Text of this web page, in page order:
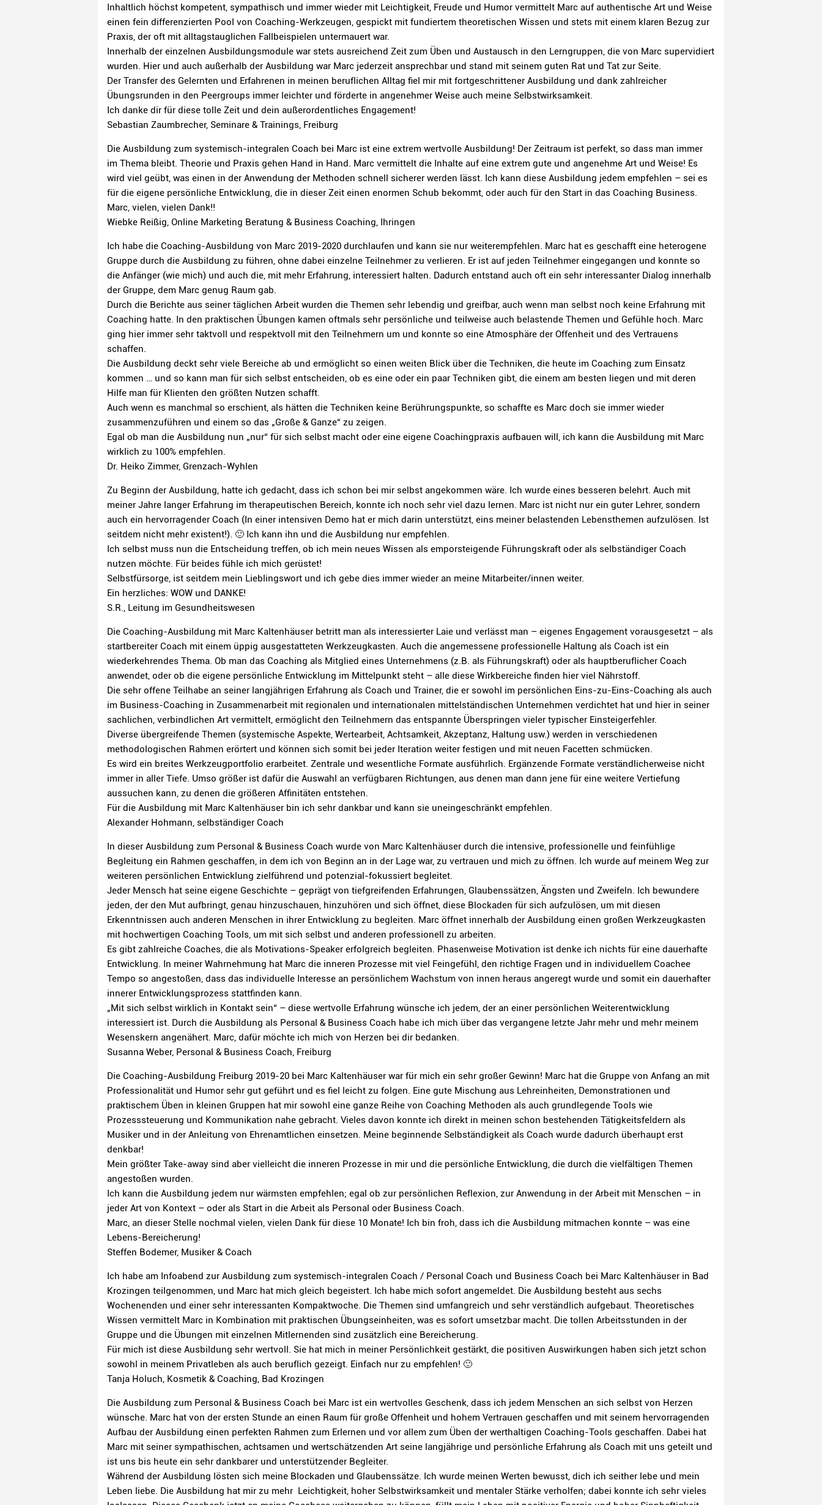
Inhaltlich höchst kompetent, sympathisch und immer wieder mit Leichtigkeit, Freude und Humor vermittelt Marc auf authentische Art und Weise
einen fein differenzierten Pool von Coaching-Werkzeugen, gespickt mit fundiertem theoretischen Wissen und stets mit einem klaren Bezug zur
Praxis, der oft mit alltagstauglichen Fallbeispielen untermauert war.
Innerhalb der einzelnen Ausbildungsmodule war stets ausreichend Zeit zum Üben und Austausch in den Lerngruppen, die von Marc supervidiert
wurden. Hier und auch außerhalb der Ausbildung war Marc jederzeit ansprechbar und stand mit seinem guten Rat und Tat zur Seite.
Der Transfer des Gelernten und Erfahrenen in meinen beruflichen Alltag fiel mir mit fortgeschrittener Ausbildung und dank zahlreicher
Übungsrunden in den Peergroups immer leichter und förderte in angenehmer Weise auch meine Selbstwirksamkeit.
Ich danke dir für diese tolle Zeit und dein außerordentliches Engagement!
Sebastian Zaumbrecher, Seminare & Trainings, Freiburg
Die Ausbildung zum systemisch-integralen Coach bei Marc ist eine extrem wertvolle Ausbildung! Der Zeitraum ist perfekt, so dass man immer
im Thema bleibt. Theorie und Praxis gehen Hand in Hand. Marc vermittelt die Inhalte auf eine extrem gute und angenehme Art und Weise! Es
wird viel geübt, was einen in der Anwendung der Methoden schnell sicherer werden lässt. Ich kann diese Ausbildung jedem empfehlen – sei es
für die eigene persönliche Entwicklung, die in dieser Zeit einen enormen Schub bekommt, oder auch für den Start in das Coaching Business.
Marc, vielen, vielen Dank!!
Wiebke Reißig, Online Marketing Beratung & Business Coaching, Ihringen
Ich habe die Coaching-Ausbildung von Marc 2019-2020 durchlaufen und kann sie nur weiterempfehlen. Marc hat es geschafft eine heterogene
Gruppe durch die Ausbildung zu führen, ohne dabei einzelne Teilnehmer zu verlieren. Er ist auf jeden Teilnehmer eingegangen und konnte so
die Anfänger (wie mich) und auch die, mit mehr Erfahrung, interessiert halten. Dadurch entstand auch oft ein sehr interessanter Dialog innerhalb
der Gruppe, dem Marc genug Raum gab.
Durch die Berichte aus seiner täglichen Arbeit wurden die Themen sehr lebendig und greifbar, auch wenn man selbst noch keine Erfahrung mit
Coaching hatte. In den praktischen Übungen kamen oftmals sehr persönliche und teilweise auch belastende Themen und Gefühle hoch. Marc
ging hier immer sehr taktvoll und respektvoll mit den Teilnehmern um und konnte so eine Atmosphäre der Offenheit und des Vertrauens
schaffen.
Die Ausbildung deckt sehr viele Bereiche ab und ermöglicht so einen weiten Blick über die Techniken, die heute im Coaching zum Einsatz
kommen … und so kann man für sich selbst entscheiden, ob es eine oder ein paar Techniken gibt, die einem am besten liegen und mit deren
Hilfe man für Klienten den größten Nutzen schafft.
Auch wenn es manchmal so erschient, als hätten die Techniken keine Berührungspunkte, so schaffte es Marc doch sie immer wieder
zusammenzuführen und einem so das „Große & Ganze“ zu zeigen.
Egal ob man die Ausbildung nun „nur“ für sich selbst macht oder eine eigene Coachingpraxis aufbauen will, ich kann die Ausbildung mit Marc
wirklich zu 100% empfehlen.
Dr. Heiko Zimmer, Grenzach-Wyhlen
Zu Beginn der Ausbildung, hatte ich gedacht, dass ich schon bei mir selbst angekommen wäre. Ich wurde eines besseren belehrt. Auch mit
meiner Jahre langer Erfahrung im therapeutischen Bereich, konnte ich noch sehr viel dazu lernen. Marc ist nicht nur ein guter Lehrer, sondern
auch ein hervorragender Coach (In einer intensiven Demo hat er mich darin unterstützt, eins meiner belastenden Lebensthemen aufzulösen. Ist
seitdem nicht mehr existent!). 🙂 Ich kann ihn und die Ausbildung nur empfehlen.
Ich selbst muss nun die Entscheidung treffen, ob ich mein neues Wissen als emporsteigende Führungskraft oder als selbständiger Coach
nutzen möchte. Für beides fühle ich mich gerüstet!
Selbstfürsorge, ist seitdem mein Lieblingswort und ich gebe dies immer wieder an meine Mitarbeiter/innen weiter.
Ein herzliches: WOW und DANKE!
S.R., Leitung im Gesundheitswesen
Die Coaching-Ausbildung mit Marc Kaltenhäuser betritt man als interessierter Laie und verlässt man – eigenes Engagement vorausgesetzt – als
startbereiter Coach mit einem üppig ausgestatteten Werkzeugkasten. Auch die angemessene professionelle Haltung als Coach ist ein
wiederkehrendes Thema. Ob man das Coaching als Mitglied eines Unternehmens (z.B. als Führungskraft) oder als hauptberuflicher Coach
anwendet, oder ob die eigene persönliche Entwicklung im Mittelpunkt steht – alle diese Wirkbereiche finden hier viel Nährstoff.
Die sehr offene Teilhabe an seiner langjährigen Erfahrung als Coach und Trainer, die er sowohl im persönlichen Eins-zu-Eins-Coaching als auch
im Business-Coaching in Zusammenarbeit mit regionalen und internationalen mittelständischen Unternehmen verdichtet hat und hier in seiner
sachlichen, verbindlichen Art vermittelt, ermöglicht den Teilnehmern das entspannte Überspringen vieler typischer Einsteigerfehler.
Diverse übergreifende Themen (systemische Aspekte, Wertearbeit, Achtsamkeit, Akzeptanz, Haltung usw.) werden in verschiedenen
methodologischen Rahmen erörtert und können sich somit bei jeder Iteration weiter festigen und mit neuen Facetten schmücken.
Es wird ein breites Werkzeugportfolio erarbeitet. Zentrale und wesentliche Formate ausführlich. Ergänzende Formate verständlicherweise nicht
immer in aller Tiefe. Umso größer ist dafür die Auswahl an verfügbaren Richtungen, aus denen man dann jene für eine weitere Vertiefung
aussuchen kann, zu denen die größeren Affinitäten entstehen.
Für die Ausbildung mit Marc Kaltenhäuser bin ich sehr dankbar und kann sie uneingeschränkt empfehlen.
Alexander Hohmann, selbständiger Coach
In dieser Ausbildung zum Personal & Business Coach wurde von Marc Kaltenhäuser durch die intensive, professionelle und feinfühlige
Begleitung ein Rahmen geschaffen, in dem ich von Beginn an in der Lage war, zu vertrauen und mich zu öffnen. Ich wurde auf meinem Weg zur
weiteren persönlichen Entwicklung zielführend und potenzial-fokussiert begleitet.
Jeder Mensch hat seine eigene Geschichte – geprägt von tiefgreifenden Erfahrungen, Glaubenssätzen, Ängsten und Zweifeln. Ich bewundere
jeden, der den Mut aufbringt, genau hinzuschauen, hinzuhören und sich öffnet, diese Blockaden für sich aufzulösen, um mit diesen
Erkenntnissen auch anderen Menschen in ihrer Entwicklung zu begleiten. Marc öffnet innerhalb der Ausbildung einen großen Werkzeugkasten
mit hochwertigen Coaching Tools, um mit sich selbst und anderen professionell zu arbeiten.
Es gibt zahlreiche Coaches, die als Motivations-Speaker erfolgreich begleiten. Phasenweise Motivation ist denke ich nichts für eine dauerhafte
Entwicklung. In meiner Wahrnehmung hat Marc die inneren Prozesse mit viel Feingefühl, den richtige Fragen und in individuellem Coachee
Tempo so angestoßen, dass das individuelle Interesse an persönlichem Wachstum von innen heraus angeregt wurde und somit ein dauerhafter
innerer Entwicklungsprozess stattfinden kann.
„Mit sich selbst wirklich in Kontakt sein“ – diese wertvolle Erfahrung wünsche ich jedem, der an einer persönlichen Weiterentwicklung
interessiert ist. Durch die Ausbildung als Personal & Business Coach habe ich mich über das vergangene letzte Jahr mehr und mehr meinem
Wesenskern angenähert. Marc, dafür möchte ich mich von Herzen bei dir bedanken.
Susanna Weber, Personal & Business Coach, Freiburg
Die Coaching-Ausbildung Freiburg 2019-20 bei Marc Kaltenhäuser war für mich ein sehr großer Gewinn! Marc hat die Gruppe von Anfang an mit
Professionalität und Humor sehr gut geführt und es fiel leicht zu folgen. Eine gute Mischung aus Lehreinheiten, Demonstrationen und
praktischem Üben in kleinen Gruppen hat mir sowohl eine ganze Reihe von Coaching Methoden als auch grundlegende Tools wie
Prozesssteuerung und Kommunikation nahe gebracht. Vieles davon konnte ich direkt in meinen schon bestehenden Tätigkeitsfeldern als
Musiker und in der Anleitung von Ehrenamtlichen einsetzen. Meine beginnende Selbständigkeit als Coach wurde dadurch überhaupt erst
denkbar!
Mein größter Take-away sind aber vielleicht die inneren Prozesse in mir und die persönliche Entwicklung, die durch die vielfältigen Themen
angestoßen wurden.
Ich kann die Ausbildung jedem nur wärmsten empfehlen; egal ob zur persönlichen Reflexion, zur Anwendung in der Arbeit mit Menschen – in
jeder Art von Kontext – oder als Start in die Arbeit als Personal oder Business Coach.
Marc, an dieser Stelle nochmal vielen, vielen Dank für diese 10 Monate! Ich bin froh, dass ich die Ausbildung mitmachen konnte – was eine
Lebens-Bereicherung!
Steffen Bodemer, Musiker & Coach
Ich habe am Infoabend zur Ausbildung zum systemisch-integralen Coach / Personal Coach und Business Coach bei Marc Kaltenhäuser in Bad
Krozingen teilgenommen, und Marc hat mich gleich begeistert. Ich habe mich sofort angemeldet. Die Ausbildung besteht aus sechs
Wochenenden und einer sehr interessanten Kompaktwoche. Die Themen sind umfangreich und sehr verständlich aufgebaut. Theoretisches
Wissen vermittelt Marc in Kombination mit praktischen Übungseinheiten, was es sofort umsetzbar macht. Die tollen Arbeitsstunden in der
Gruppe und die Übungen mit einzelnen Mitlernenden sind zusätzlich eine Bereicherung.
Für mich ist diese Ausbildung sehr wertvoll. Sie hat mich in meiner Persönlichkeit gestärkt, die positiven Auswirkungen haben sich jetzt schon
sowohl in meinem Privatleben als auch beruflich gezeigt. Einfach nur zu empfehlen! 🙂
Tanja Holuch, Kosmetik & Coaching, Bad Krozingen
Die Ausbildung zum Personal & Business Coach bei Marc ist ein wertvolles Geschenk, dass ich jedem Menschen an sich selbst von Herzen
wünsche. Marc hat von der ersten Stunde an einen Raum für große Offenheit und hohem Vertrauen geschaffen und mit seinem hervorragenden
Aufbau der Ausbildung einen perfekten Rahmen zum Erlernen und vor allem zum Üben der werthaltigen Coaching-Tools geschaffen. Dabei hat
Marc mit seiner sympathischen, achtsamen und wertschätzenden Art seine langjährige und persönliche Erfahrung als Coach mit uns geteilt und
ist uns bis heute ein sehr dankbarer und unterstützender Begleiter.
Während der Ausbildung lösten sich meine Blockaden und Glaubenssätze. Ich wurde meinen Werten bewusst, dich ich seither lebe und mein
Leben liebe. Die Ausbildung hat mir zu mehr Leichtigkeit, hoher Selbstwirksamkeit und mentaler Stärke verholfen; dabei konnte ich sehr vieles